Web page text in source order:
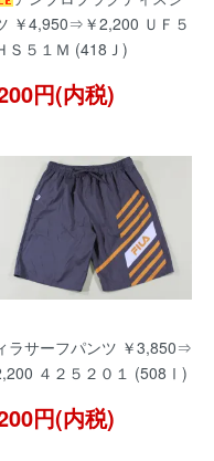
￥4,950⇒￥2,200 ＵＦ５
Ｓ５１Ｍ (418Ｊ)
円(内税)
ラサーフパンツ ￥3,850⇒
４２５２０１ (508Ⅰ)
円(内税)